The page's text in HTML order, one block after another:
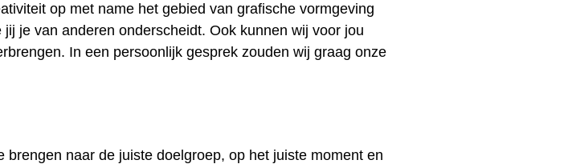
op met name het gebied van grafische vormgeving
je van anderen onderscheidt. Ook kunnen wij voor jou
In een persoonlijk gesprek zouden wij graag onze
naar de juiste doelgroep, op het juiste moment en